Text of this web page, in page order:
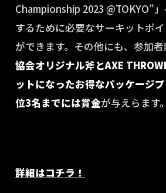
Championship 2023 @TOKYO”
するために必要なサーキットポ
ができます。その他にも、参加
協会オリジナル斧とAXE
ットになったお得なパッケージ
位3名までには賞金が与えらます。
詳細はコチラ！